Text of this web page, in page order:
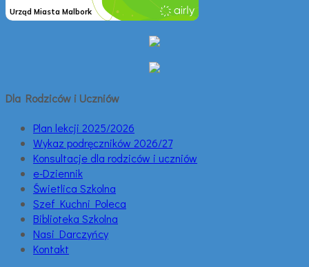
Dla Rodziców i Uczniów
Plan lekcji 2025/2026
Wykaz podręczników 2026/27
Konsultacje dla rodziców i uczniów
e-Dziennik
Świetlica Szkolna
Szef Kuchni Poleca
Biblioteka Szkolna
Nasi Darczyńcy
Kontakt